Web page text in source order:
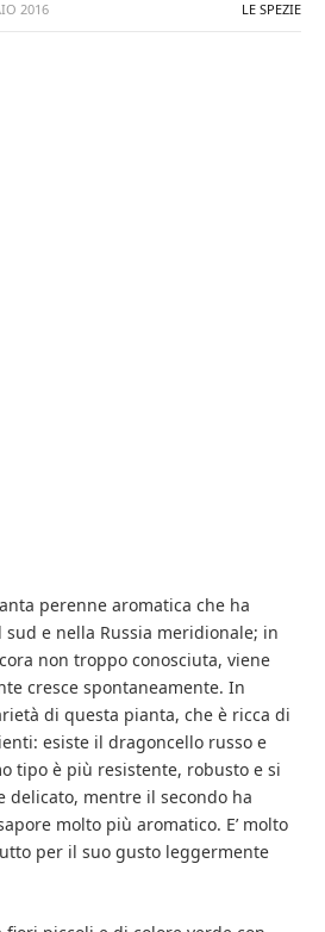
2016 LE SPEZIE
perenne aromatica che ha
e nella Russia meridionale; in
non troppo conosciuta, viene
cresce spontaneamente. In
di questa pianta, che è ricca di
esiste il dragoncello russo e
tipo è più resistente, robusto e si
delicato, mentre il secondo ha
molto più aromatico. E’ molto
per il suo gusto leggermente